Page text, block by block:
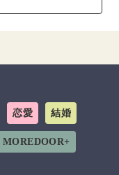
恋愛 結婚
MOREDOOR+